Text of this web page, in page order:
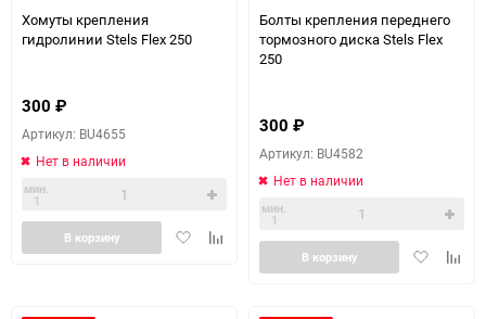
Хомуты крепления
гидролинии Stels Flex 250
300 ₽
Артикул: BU4655
Нет в наличии
мин.
1
ДобавитьДобавить
сравнению
В корзину
Болты крепления переднего
тормозного диска Stels Flex
250
300 ₽
Артикул: BU4582
Нет в наличии
мин.
1
Добавить
В корзину